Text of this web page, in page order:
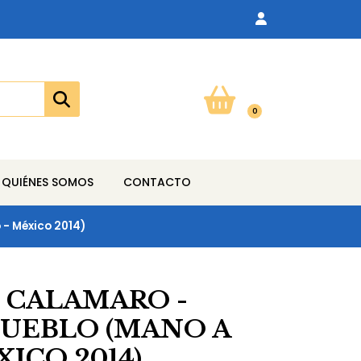
0
QUIÉNES SOMOS CONTACTO
México 2014)
-
(MANO A